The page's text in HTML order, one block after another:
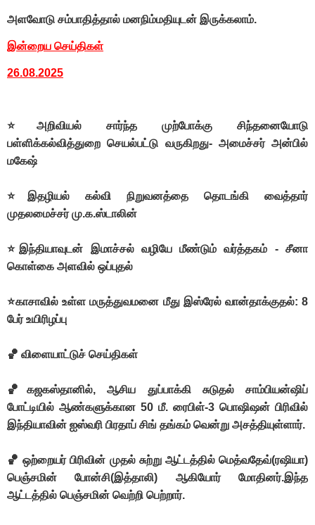
அளவோடு சம்பாதித்தால் மனநிம்மதியுடன் இருக்கலாம்.
இன்றைய செய்திகள்
26.08.2025
⭐அறிவியல் சார்ந்த முற்போக்கு சிந்தனையோடு
பள்ளிக்கல்வித்துறை செயல்பட்டு வருகிறது- அமைச்சர் அன்பில்
மகேஷ்
⭐இதழியல் கல்வி நிறுவனத்தை தொடங்கி வைத்தார்
முதலமைச்சர் மு.க.ஸ்டாலின்
⭐இந்தியாவுடன் இமாச்சல் வழியே மீண்டும் வர்த்தகம் - சீனா
கொள்கை அளவில் ஒப்புதல்
⭐காசாவில் உள்ள மருத்துவமனை மீது இஸ்ரேல் வான்தாக்குதல்: 8
பேர் உயிரிழப்பு
🏀 விளையாட்டுச் செய்திகள்
🏀கஜகஸ்தானில், ஆசிய துப்பாக்கி சுடுதல் சாம்பியன்ஷிப்
போட்டியில் ஆண்களுக்கான 50 மீ. ரைபிள்-3 பொஷிஷன் பிரிவில்
இந்தியாவின் ஐஸ்வரி பிரதாப் சிங் தங்கம் வென்று அசத்தியுள்ளார்.
🏀 ஒற்றையர் பிரிவின் முதல் சுற்று ஆட்டத்தில் மெத்வதேவ்(ரஷியா)
பெஞ்சமின் போன்சி(இத்தாலி) ஆகியோர் மோதினர்.இந்த
ஆட்டத்தில் பெஞ்சமின் வெற்றி பெற்றார்.